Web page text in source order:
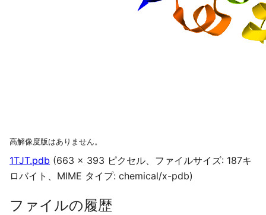
高解像度版はありません。
1TJT.pdb (663 × 393 ピクセル、ファイルサイズ: 187キ
ロバイト、MIME タイプ: chemical/x-pdb)
ファイルの履歴